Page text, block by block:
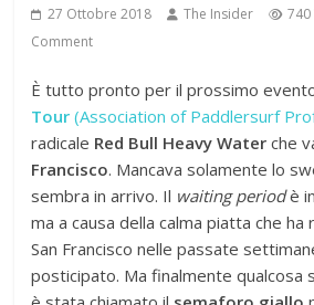
27 Ottobre 2018 The Insider 740
Comment
È tutto pronto per il prossimo
Tour(Association of Paddlersurf
radicale Red Bull Heavy Water che
Francisco. Mancava solamente lo
sembra in arrivo. Il waiting periodè
ma a causa della calma piatta che ha
San Francisco nelle passate
posticipato. Ma finalmente qualcosa